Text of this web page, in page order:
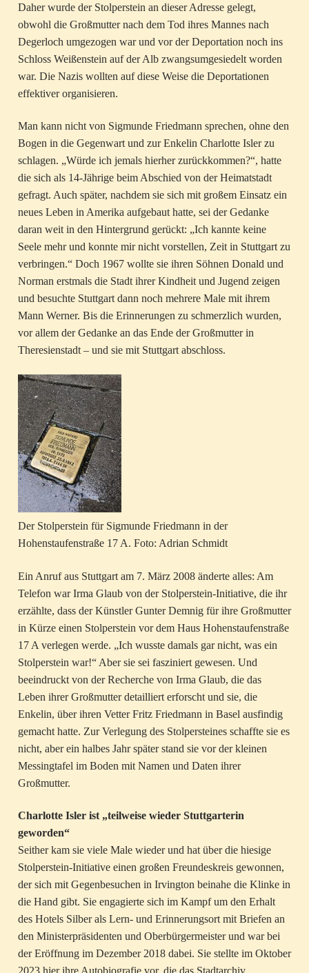
Daher wurde der Stolperstein an dieser Adresse gelegt,
obwohl die Großmutter nach dem Tod ihres Mannes nach
Degerloch umgezogen war und vor der Deportation noch ins
Schloss Weißenstein auf der Alb zwangsumgesiedelt worden
war. Die Nazis wollten auf diese Weise die Deportationen
effektiver organisieren.
Man kann nicht von Sigmunde Friedmann sprechen, ohne den
Bogen in die Gegenwart und zur Enkelin Charlotte Isler zu
schlagen. „Würde ich jemals hierher zurückkommen?“, hatte
die sich als 14-Jährige beim Abschied von der Heimatstadt
gefragt. Auch später, nachdem sie sich mit großem Einsatz ein
neues Leben in Amerika aufgebaut hatte, sei der Gedanke
daran weit in den Hintergrund gerückt: „Ich kannte keine
Seele mehr und konnte mir nicht vorstellen, Zeit in Stuttgart zu
verbringen.“ Doch 1967 wollte sie ihren Söhnen Donald und
Norman erstmals die Stadt ihrer Kindheit und Jugend zeigen
und besuchte Stuttgart dann noch mehrere Male mit ihrem
Mann Werner. Bis die Erinnerungen zu schmerzlich wurden,
vor allem der Gedanke an das Ende der Großmutter in
Theresienstadt – und sie mit Stuttgart abschloss.
Der Stolperstein für Sigmunde Friedmann in der
Hohenstaufenstraße 17 A. Foto: Adrian Schmidt
Ein Anruf aus Stuttgart am 7. März 2008 änderte alles: Am
Telefon war Irma Glaub von der Stolperstein-Initiative, die ihr
erzählte, dass der Künstler Gunter Demnig für ihre Großmutter
in Kürze einen Stolperstein vor dem Haus Hohenstaufenstraße
17 A verlegen werde. „Ich wusste damals gar nicht, was ein
Stolperstein war!“ Aber sie sei fasziniert gewesen. Und
beeindruckt von der Recherche von Irma Glaub, die das
Leben ihrer Großmutter detailliert erforscht und sie, die
Enkelin, über ihren Vetter Fritz Friedmann in Basel ausfindig
gemacht hatte. Zur Verlegung des Stolpersteines schaffte sie es
nicht, aber ein halbes Jahr später stand sie vor der kleinen
Messingtafel im Boden mit Namen und Daten ihrer
Großmutter.
Charlotte Isler ist „teilweise wieder Stuttgarterin
geworden“
Seither kam sie viele Male wieder und hat über die hiesige
Stolperstein-Initiative einen großen Freundeskreis gewonnen,
der sich mit Gegenbesuchen in Irvington beinahe die Klinke in
die Hand gibt. Sie engagierte sich im Kampf um den Erhalt
des Hotels Silber als Lern- und Erinnerungsort mit Briefen an
den Ministerpräsidenten und Oberbürgermeister und war bei
der Eröffnung im Dezember 2018 dabei. Sie stellte im Oktober